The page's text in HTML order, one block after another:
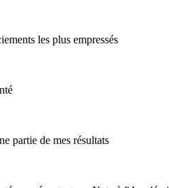
les plus empressés
partie de mes résultats